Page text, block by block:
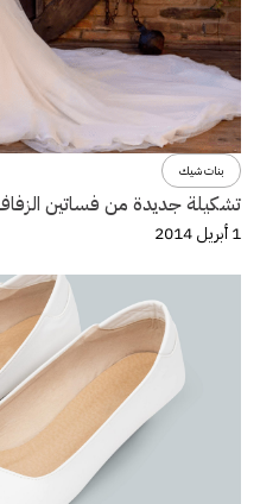
بنات شيك
تشكيلة جديدة من فساتين
1 أبريل 2014